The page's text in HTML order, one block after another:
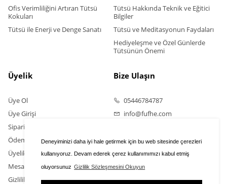
Deneyiminizi daha iyi hale getirmek için bu web sitesinde çerezleri
kullanıyoruz. Devam ederek çerez kullanımımızı kabul etmiş
oluyorsunuz Gizlilik Sözleşmesini Okuyun
Ofis Verimliliğini Artıran Tütsü
Kokuları
Tütsü ile Enerji ve Denge Sanatı
Tütsü Hakkında Teknik ve Eğitici
Bilgiler
Tütsü ve Meditasyonun Faydaları
Hediyeleşme ve Özel Günlerde
Tütsünün Önemi
Üyelik
Üye Ol
Üye Girişi
Sipariş Takip
Ödeme Bildirimi Yapın
Üyelik Sözleşmesi
Mesafeli Satış Sözleşmesi
Gizlilik Sözleşmesi
Bize Ulaşın
05446784787
info@fufhe.com